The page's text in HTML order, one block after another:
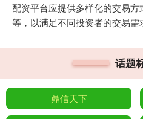
配资平台应提供多样化的交易
等，以满足不同投资者的交易需
话题
鼎信天下